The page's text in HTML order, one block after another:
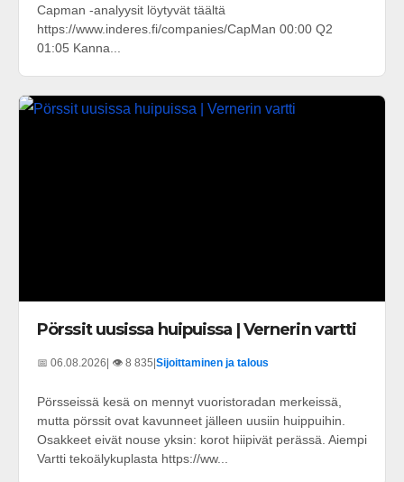
Capman -analyysit löytyvät täältä
https://www.inderes.fi/companies/CapMan 00:00 Q2
01:05 Kanna...
Pörssit uusissa huipuissa | Vernerin vartti
📅 06.08.2026 | 👁️ 8 835 Sijoittaminen ja talous
Pörsseissä kesä on mennyt vuoristoradan merkeissä,
mutta pörssit ovat kavunneet jälleen uusiin huippuihin.
Osakkeet eivät nouse yksin: korot hiipivät perässä. Aiempi
Vartti tekoälykuplasta https://ww...